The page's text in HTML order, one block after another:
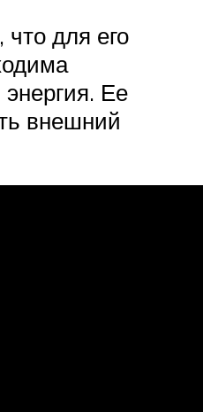
для его
Ее
внешний